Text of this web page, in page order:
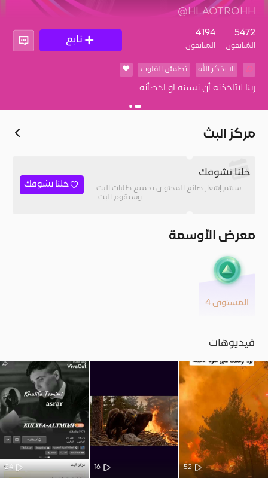
@HLAOTROHH
5472
المُتابعون
4194
المتابعون
تابع
الا بذكر الله تطمئن القلوب ❤️
ربنا لاتاخذنه أن نسينه او اخطأنه
مركز البث
خلنا نشوفك
سيتم إشعار صانع المحتوى بجميع طلبات البث
وسيقوم البث.
خلنا نشوفك
معرض الأوسمة
المستوى 4
فيديوهات
52
16
24